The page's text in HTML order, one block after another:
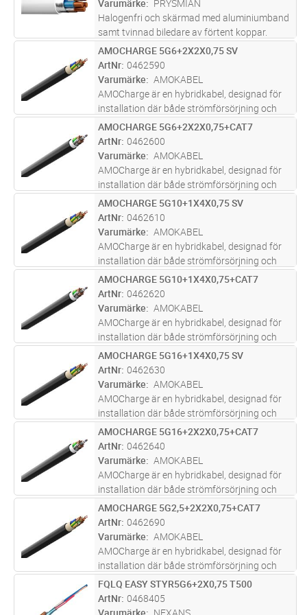
Varumärke
PRYSMIAN
Halogenfri och skärmad med aluminiumband
samt tvinnad biledare av förtent koppar.
Styrparet är tvinnat individuellt skärmat med
aluminumband samt biledare. För fast
förläggning inom- och utomhus, i r
M Lägg i kundvagn
AMOCHARGE 5G6+2X2X0,75 SV
ArtNr 0462590
Varumärke
AMOKABEL
AMOCharge är en hybridkabel, designad för
installation där både strömförsörjning och
kontroll behövs. Kabeln uppfyller kraven för
flera typer av kommunikation som används i
EV-laddningsstationer, ink
M Lägg i kundvagn
AMOCHARGE 5G6+2X2X0,75+CAT7
ArtNr 0462600
Varumärke
AMOKABEL
AMOCharge är en hybridkabel, designad för
installation där både strömförsörjning och
kontroll behövs. Kabeln uppfyller kraven för
flera typer av kommunikation som används i
EV-laddningsstationer, ink
M Lägg i kundvagn
AMOCHARGE 5G10+1X4X0,75 SV
ArtNr 0462610
Varumärke
AMOKABEL
AMOCharge är en hybridkabel, designad för
installation där både strömförsörjning och
kontroll behövs. Kabeln uppfyller kraven för
flera typer av kommunikation som används i
EV-laddningsstationer, ink
M Lägg i kundvagn
AMOCHARGE 5G10+1X4X0,75+CAT7
ArtNr 0462620
Varumärke
AMOKABEL
AMOCharge är en hybridkabel, designad för
installation där både strömförsörjning och
kontroll behövs. Kabeln uppfyller kraven för
flera typer av kommunikation som används i
EV-laddningsstationer, ink
M Lägg i kundvagn
AMOCHARGE 5G16+1X4X0,75 SV
ArtNr 0462630
Varumärke
AMOKABEL
AMOCharge är en hybridkabel, designad för
installation där både strömförsörjning och
kontroll behövs. Kabeln uppfyller kraven för
flera typer av kommunikation som används i
EV-laddningsstationer, ink
M Lägg i kundvagn
AMOCHARGE 5G16+2X2X0,75+CAT7
ArtNr 0462640
Varumärke
AMOKABEL
AMOCharge är en hybridkabel, designad för
installation där både strömförsörjning och
kontroll behövs. Kabeln uppfyller kraven för
flera typer av kommunikation som används i
EV-laddningsstationer, ink
M Lägg i kundvagn
AMOCHARGE 5G2,5+2X2X0,75+CAT7
ArtNr 0462690
Varumärke
AMOKABEL
AMOCharge är en hybridkabel, designad för
installation där både strömförsörjning och
kontroll behövs. Kabeln uppfyller kraven för
flera typer av kommunikation som används i
EV-laddningsstationer, ink
M Lägg i kundvagn
FQLQ EASY STYR5G6+2X0,75 T500
ArtNr 0468405